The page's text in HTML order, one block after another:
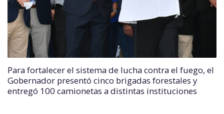
Para fortalecer el sistema de lucha contra el fuego, el
Gobernador presentó cinco brigadas forestales y
entregó 100 camionetas a distintas instituciones